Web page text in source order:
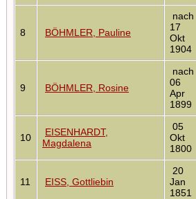
8 BÖHMLER, Pauline
nach
17
Okt
1904
9 BÖHMLER, Rosine
nach
06
Apr
1899
10
EISENHARDT,
Magdalena
05
Okt
1800
11 EISS, Gottliebin
20
Jan
1851